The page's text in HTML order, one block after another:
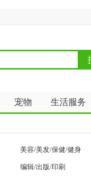
宠物 生活服务
美容/美发/保健/健身
编辑/出版/印刷